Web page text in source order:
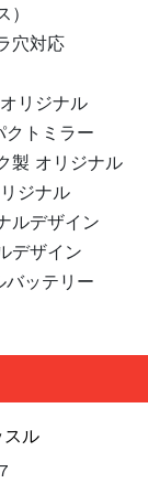
穴対応
リジナル
クトミラー
製 オリジナル
ジナル
ルデザイン
デザイン
バッテリー
スル